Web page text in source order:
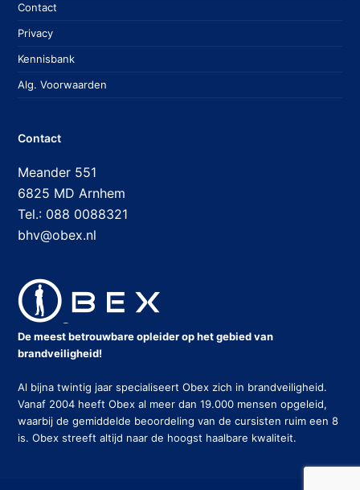
Contact
Privacy
Kennisbank
Alg. Voorwaarden
Contact
Meander 551
6825 MD Arnhem
Tel.: 088 0088321
bhv@obex.nl
De meest betrouwbare opleider op het gebied van
brandveiligheid!
Al bijna twintig jaar specialiseert Obex zich in brandveiligheid.
Vanaf 2004 heeft Obex al meer dan 19.000 mensen opgeleid,
waarbij de gemiddelde beoordeling van de cursisten ruim een 8
is. Obex streeft altijd naar de hoogst haalbare kwaliteit.